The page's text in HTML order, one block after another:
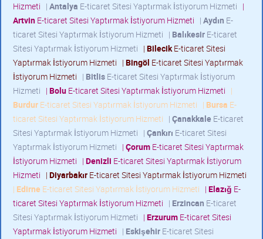
Hizmeti | Antalya E-ticaret Sitesi Yaptırmak İstiyorum Hizmeti |
Artvin E-ticaret Sitesi Yaptırmak İstiyorum Hizmeti | Aydın E-
ticaret Sitesi Yaptırmak İstiyorum Hizmeti | Balıkesir E-ticaret
Sitesi Yaptırmak İstiyorum Hizmeti | BilecikE-ticaret Sitesi
Yaptırmak İstiyorum Hizmeti | Bingöl E-ticaret Sitesi Yaptırmak
İstiyorum Hizmeti | Bitlis E-ticaret Sitesi Yaptırmak İstiyorum
Hizmeti | Bolu E-ticaret Sitesi Yaptırmak İstiyorum Hizmeti |
Burdur E-ticaret Sitesi Yaptırmak İstiyorum Hizmeti | Bursa E-
ticaret Sitesi Yaptırmak İstiyorum Hizmeti | Çanakkale E-ticaret
Sitesi Yaptırmak İstiyorum Hizmeti | Çankırı E-ticaret Sitesi
Yaptırmak İstiyorum Hizmeti | Çorum E-ticaret Sitesi Yaptırmak
İstiyorum Hizmeti | Denizli E-ticaret Sitesi Yaptırmak İstiyorum
Hizmeti | Diyarbakır E-ticaret Sitesi Yaptırmak İstiyorum Hizmeti
| Edirne E-ticaret Sitesi Yaptırmak İstiyorum Hizmeti | Elazığ E-
ticaret Sitesi Yaptırmak İstiyorum Hizmeti | Erzincan E-ticaret
Sitesi Yaptırmak İstiyorum Hizmeti | Erzurum E-ticaret Sitesi
Yaptırmak İstiyorum Hizmeti | Eskişehir E-ticaret Sitesi